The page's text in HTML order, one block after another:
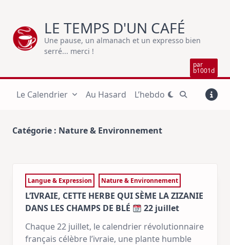
content
LE TEMPS D'UN CAFÉ
Une pause, un almanach et un expresso bien
serré... merci !
par
b1001d
Le Calendrier Au Hasard L’hebdo
Catégorie : Nature & Environnement
Langue & Expression Nature & Environnement
L’IVRAIE, CETTE HERBE QUI SÈME LA ZIZANIE
DANS LES CHAMPS DE BLÉ
22 juillet
Chaque 22 juillet, le calendrier révolutionnaire
français célèbre l’ivraie, une plante humble